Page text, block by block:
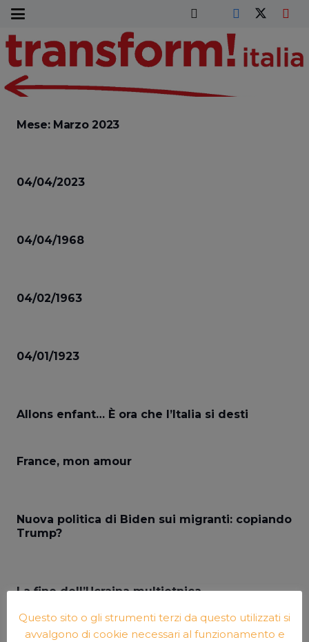
Mese: Marzo 2023
04/04/2023
04/04/1968
04/02/1963
04/01/1923
Allons enfant… È ora che l’Italia si desti
France, mon amour
Nuova politica di Biden sui migranti: copiando
Trump?
La fine dell’Ucraina multietnica
Questo sito o gli strumenti terzi da questo utilizzati si
avvalgono di cookie necessari al funzionamento e